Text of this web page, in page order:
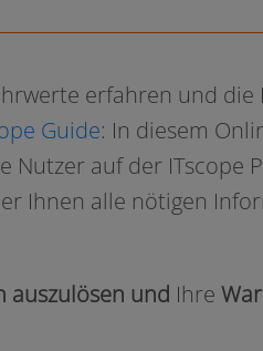
erfah­ren und
Guide: In die­sem
Nutzer auf der ITscope
Ihnen alle nöti­gen
aus­zu­lö­sen und Ihre